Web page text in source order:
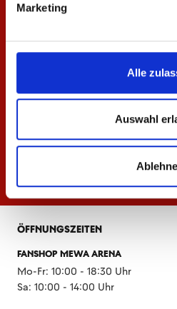
Marketing
Alle
Auswahl
ÖFFNUNGSZEITEN
FANSHOP MEWA ARENA
Mo-Fr: 10:00 - 18:30 Uhr
Sa: 10:00 - 14:00 Uhr